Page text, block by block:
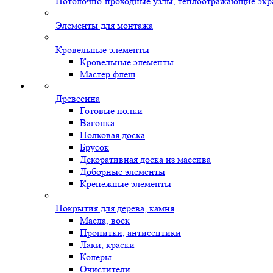
Элементы для монтажа
Кровельные элементы
Кровельные элементы
Мастер флеш
Древесина
Готовые полки
Вагонка
Полковая доска
Брусок
Декоративная доска из массива
Доборные элементы
Крепежные элементы
Покрытия для дерева, камня
Масла, воск
Пропитки, антисептики
Лаки, краски
Колеры
Очистители